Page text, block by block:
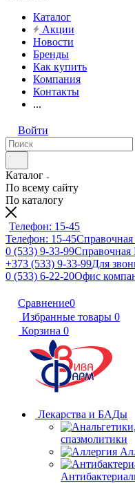
Каталог
Акции
Новости
Бренды
Как купить
Компания
Контакты
...
Войти
Каталог
По всему сайту
По каталогу
Телефон: 15-45
Телефон: 15-45
0 (533) 9-33-99
+373 (533) 9-33-99Для
0 (533) 6-22-20Офис
Сравнение0
Избранные товары 0
Корзина 0
Лекарства и БАДы
спазмолитики